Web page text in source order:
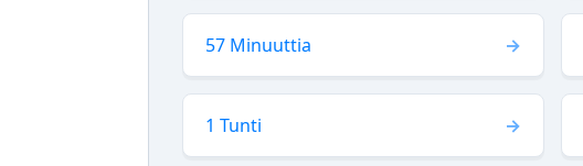
57 Minuuttia
1 Tunti